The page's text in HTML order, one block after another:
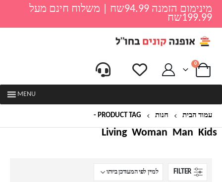
מינימום הזמנה 94.99שח | משלוח חינם מעל
199.99שח
0
MENU
עמוד הבית חנות PRODUCT TAG -
Kids
Man
Woman
Living
FILTER